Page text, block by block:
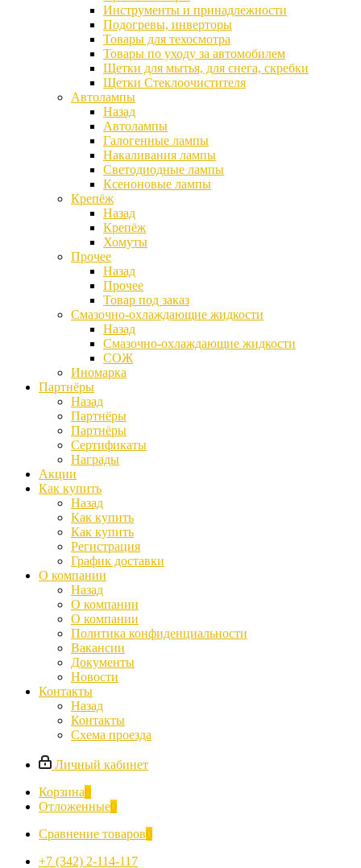
Инструменты и принадлежности
Подогревы, инверторы
Товары для техосмотра
Товары по уходу за автомобилем
Щетки для мытья, для снега, скребки
Щетки Стеклоочистителя
Автолампы
Назад
Автолампы
Галогенные лампы
Накаливания лампы
Светодиодные лампы
Ксеноновые лампы
Крепёж
Назад
Крепёж
Хомуты
Прочее
Назад
Прочее
Товар под заказ
Смазочно-охлаждающие жидкости
Назад
Смазочно-охлаждающие жидкости
СОЖ
Иномарка
Партнёры
Назад
Партнёры
Партнёры
Сертификаты
Награды
Акции
Как купить
Назад
Как купить
Как купить
Регистрация
График доставки
О компании
Назад
О компании
О компании
Политика конфиденциальности
Вакансии
Документы
Новости
Контакты
Назад
Контакты
Схема проезда
Личный кабинет
Корзина0
Отложенные0
Сравнение товаров0
+7 (342) 2-114-117